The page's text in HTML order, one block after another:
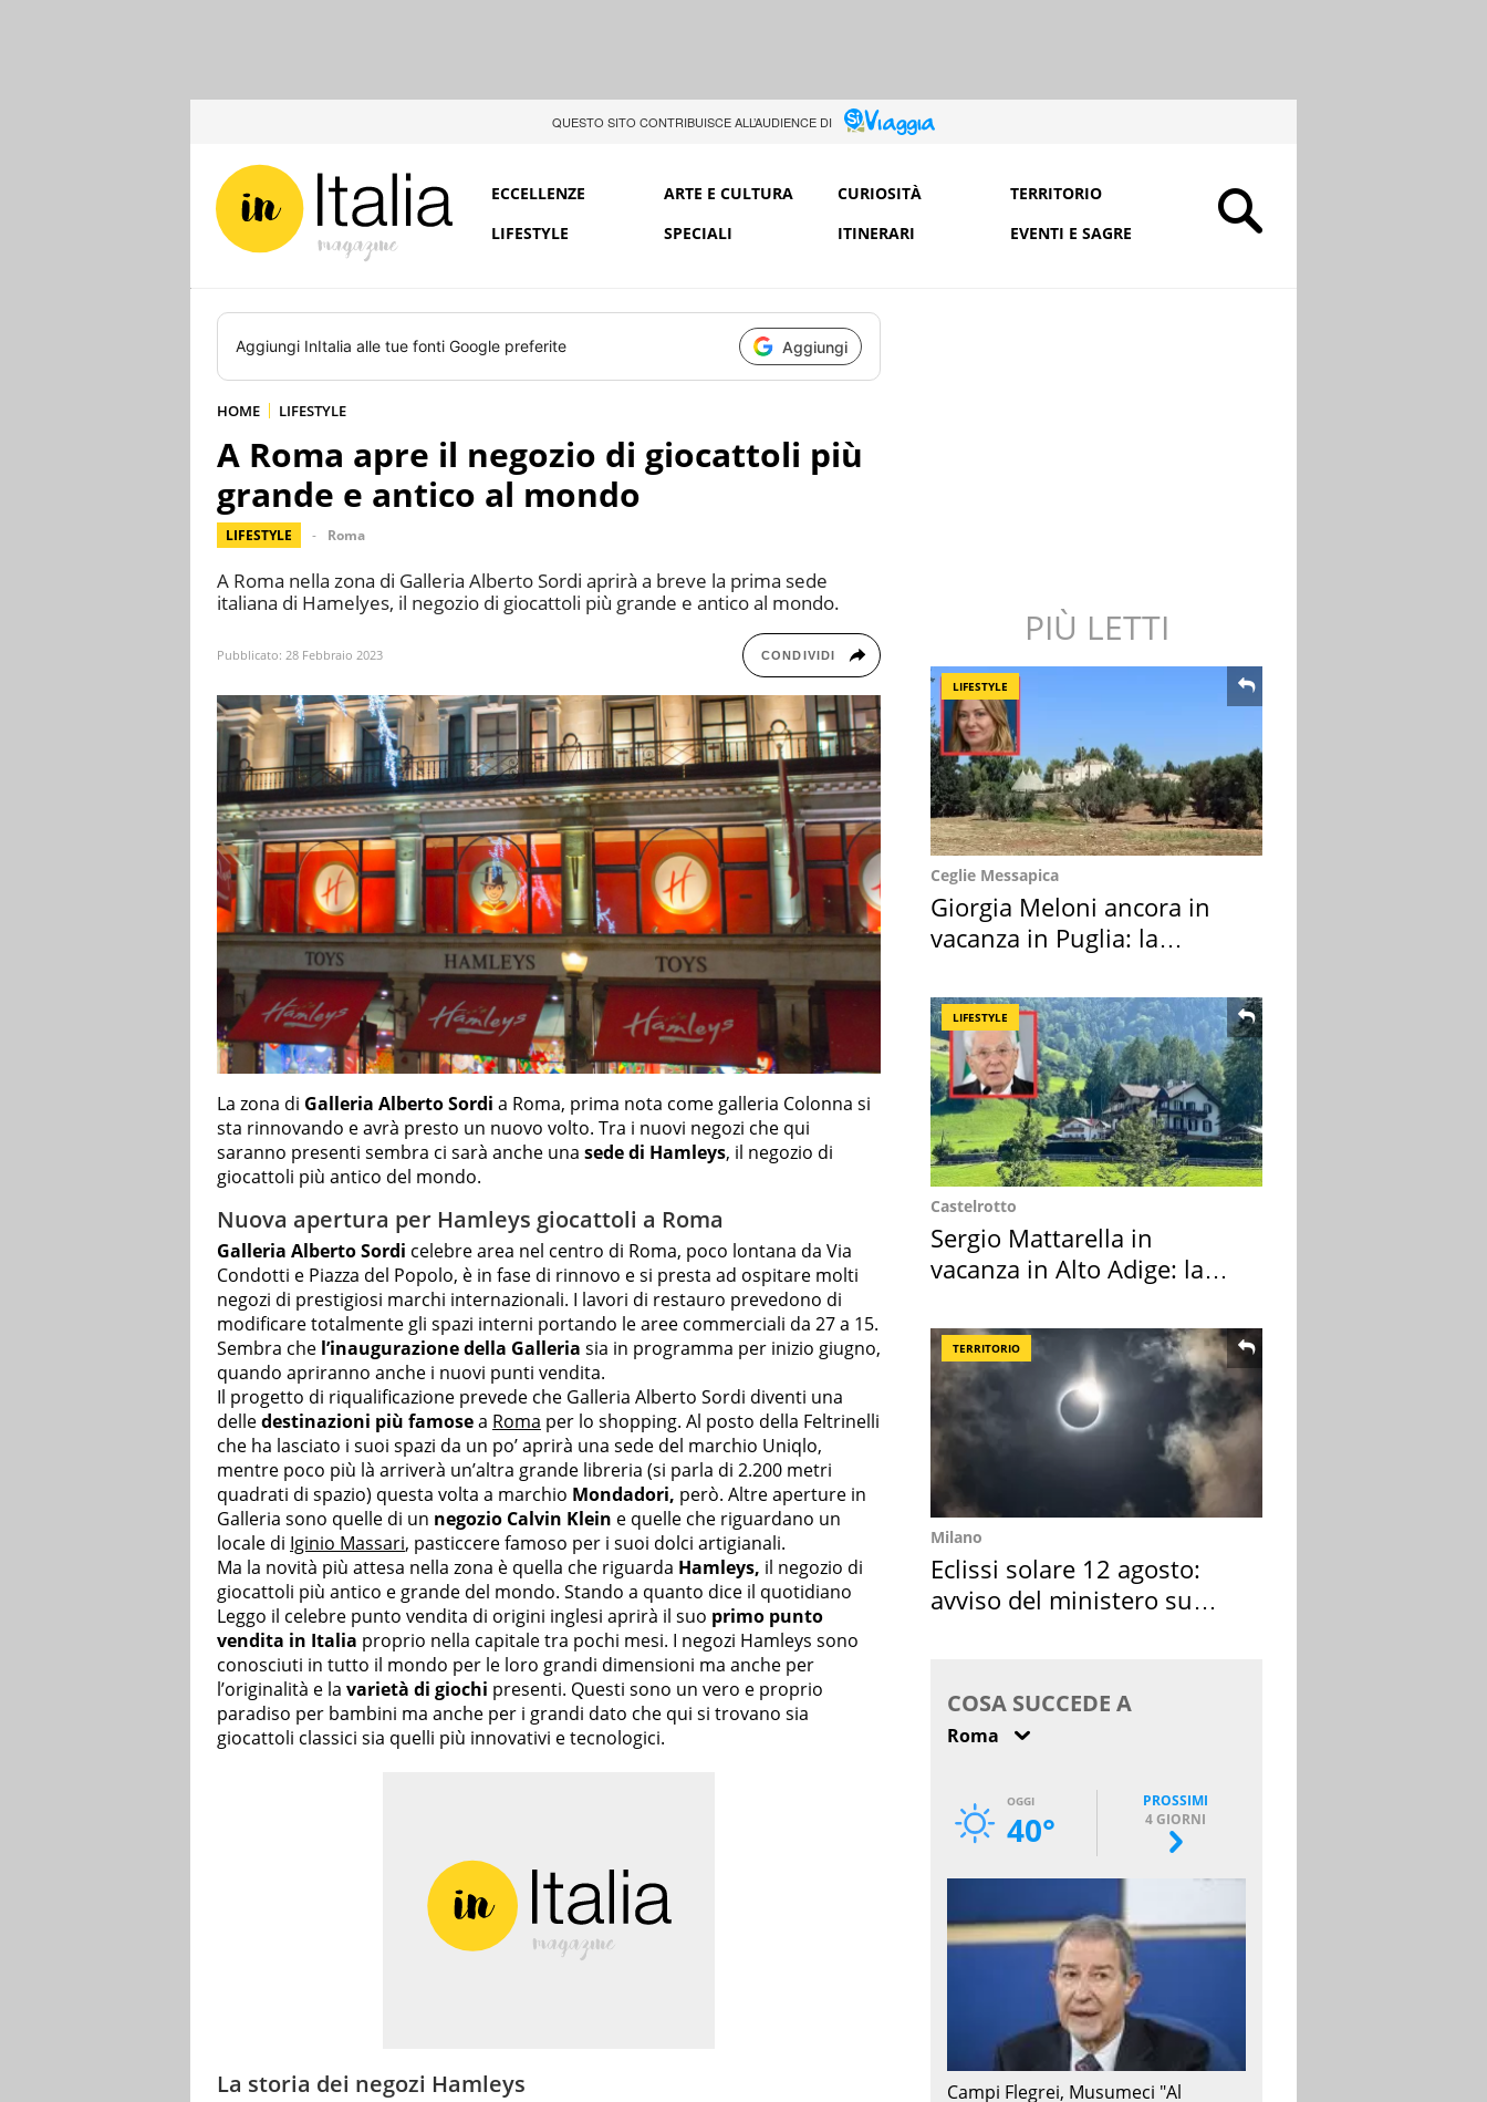
QUESTO SITO CONTRIBUISCE ALL’AUDIENCE DI
ECCELLENZE ARTE E CULTURA CURIOSITÀ
TERRITORIO
LIFESTYLE
SPECIALI ITINERARI EVENTI E SAGRE
Aggiungi InItalia alle tue fonti Google preferite Aggiungi
HOME LIFESTYLE
A Roma apre il negozio di giocattoli più
grande e antico al mondo
LIFESTYLE Roma
A Roma nella zona di Galleria Alberto Sordi aprirà a breve la prima sede
italiana di Hamelyes, il negozio di giocattoli più grande e antico al mondo.
Pubblicato: 28 Febbraio 2023 CONDIVIDI
La zona di Galleria Alberto Sordi a Roma, prima nota come galleria Colonna si
sta rinnovando e avrà presto un nuovo volto. Tra i nuovi negozi che qui
saranno presenti sembra ci sarà anche una sede di Hamleys, il negozio di
giocattoli più antico del mondo.
Nuova apertura per Hamleys giocattoli a Roma
Galleria Alberto Sordi celebre area nel centro di Roma, poco lontana da Via
Condotti e Piazza del Popolo, è in fase di rinnovo e si presta ad ospitare molti
negozi di prestigiosi marchi internazionali. I lavori di restauro prevedono di
modificare totalmente gli spazi interni portando le aree commerciali da 27 a 15.
Sembra che l’inaugurazione della Galleria sia in programma per inizio giugno,
quando apriranno anche i nuovi punti vendita.
Il progetto di riqualificazione prevede che Galleria Alberto Sordi diventi una
delledestinazioni più famosea Roma per lo shopping. Al posto della Feltrinelli
che ha lasciato i suoi spazi da un po’ aprirà una sede del marchio Uniqlo,
mentre poco più là arriverà un’altra grande libreria (si parla di 2.200 metri
quadrati di spazio) questa volta a marchio Mondadori, però. Altre aperture in
Galleria sono quelle di un negozio Calvin Klein e quelle che riguardano un
locale di Iginio Massari, pasticcere famoso per i suoi dolci artigianali.
Ma la novità più attesa nella zona è quella che riguarda Hamleys, il negozio di
giocattoli più antico e grande del mondo. Stando a quanto dice il quotidiano
Leggo il celebre punto vendita di origini inglesi aprirà il suo primo punto
vendita in Italia proprio nella capitale tra pochi mesi. I negozi Hamleys sono
conosciuti in tutto il mondo per le loro grandi dimensioni ma anche per
l’originalità e la varietà di giochi presenti. Questi sono un vero e proprio
paradiso per bambini ma anche per i grandi dato che qui si trovano sia
giocattoli classici sia quelli più innovativi e tecnologici.
La storia dei negozi Hamleys
PIÙ LETTI
LIFESTYLE
Ceglie Messapica
Giorgia Meloni ancora in
vacanza in Puglia: la
LIFESTYLE
Castelrotto
Sergio Mattarella in
vacanza in Alto Adige: la
TERRITORIO
Milano
Eclissi solare 12 agosto:
avviso del ministero su